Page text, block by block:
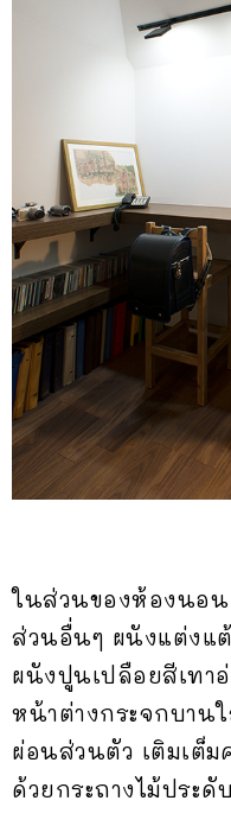
ในส่วนของห้องนอ
ส่วนอื่นๆ ผนังแต่งแ
ผนังปูนเปลือยสีเทา
หน้าต่างกระจกบาน
ผ่อนส่วนตัว เติมเต็ม
ด้วยกระถางไม้ประดั